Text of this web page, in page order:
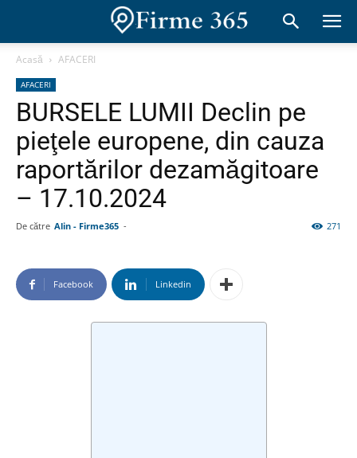
Acasă AFACERI
AFACERI
BURSELE LUMII Declin pe
pieţele europene, din cauza
raportărilor dezamăgitoare
– 17.10.2024
De către Alin - Firme365 - 271
Facebook Linkedin